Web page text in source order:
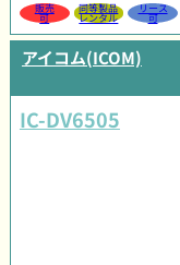
販売
可
同等製品
レンタル
リース
可
アイコム(ICOM)
IC-DV6505